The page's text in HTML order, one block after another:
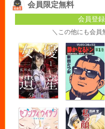
会員限定無料
会員登
＼この他にも会員